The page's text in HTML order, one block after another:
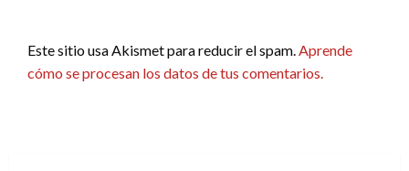
Este sitio usa Akismet para reducir el spam.Aprende
cómo se procesan los datos de tus comentarios.